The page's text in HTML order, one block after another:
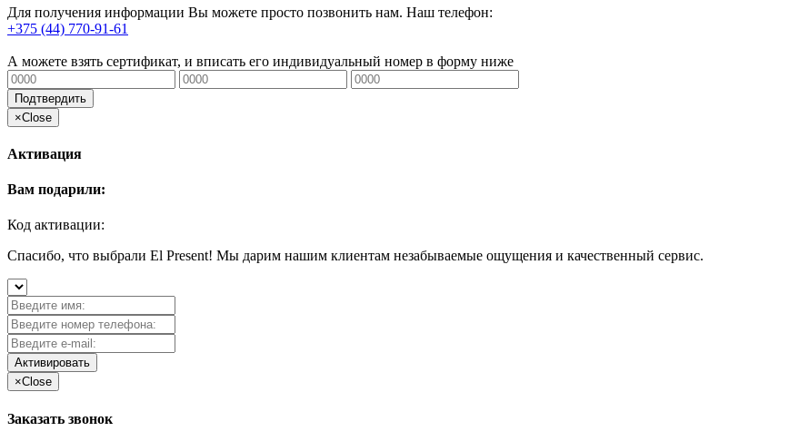
Для получения информации Вы можете просто позвонить нам. Наш телефон:
+375 (44) 770-91-61
А можете взять сертификат, и вписать его индивидуальный номер в форму ниже
Подтвердить
×Close
Активация
Вам подарили:
Код активации:
Спасибо, что выбрали El Present! Мы дарим нашим клиентам незабываемые ощущения и качественный сервис.
Активировать
×Close
Заказать звонок